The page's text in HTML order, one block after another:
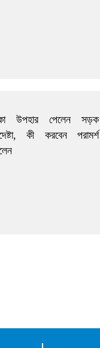
উপহার পেলেন সড়ক
কী করবেন পরামর্শ